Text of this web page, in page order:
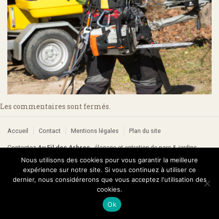
Les commentaires sont fermés.
Accueil Contact Mentions légales Plan du site
ContactezAu Fil des Arbres- élagage et entretien de parc & jardins
E-mail :
contact@aufildesarbres64.fr
• Éric Faye : 06 71 61 29 03 •
Stéphane Houdeline : 06 30 52 81 14
Nous utilisons des cookies pour vous garantir la meilleure
expérience sur notre site. Si vous continuez à utiliser ce
dernier, nous considérerons que vous acceptez l'utilisation des
cookies.
Ok